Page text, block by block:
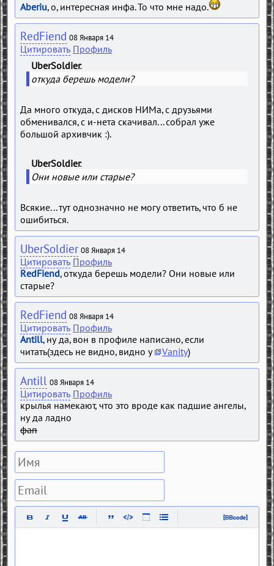
Aberiu, о, интересная инфа. То что мне надо.
RedFiend 08 Января 14
Цитировать Профиль
UberSoldier
откуда берешь модели?
Да много откуда, с дисков НИМа, с друзьями
обменивался, с и-нета скачивал... собрал уже
большой архивчик :).
UberSoldier
Они новые или старые?
Всякие... тут однозначно не могу ответить, что б не
ошибиться.
UberSoldier 08 Января 14
Цитировать Профиль
RedFiend, откуда берешь модели? Они новые или
старые?
RedFiend 08 Января 14
Цитировать Профиль
Antill, ну да, вон в профиле написано, если
читать(здесь не видно, видно у
Vanity)
Antill 08 Января 14
Цитировать Профиль
крылья намекают, что это вроде как падшие ангелы,
ну да ладно
фап